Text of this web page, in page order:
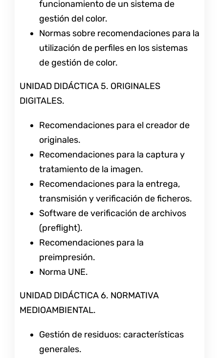
funcionamiento de un sistema de
gestión del color.
Normas sobre recomendaciones para la
utilización de perfiles en los sistemas
de gestión de color.
UNIDAD DIDÁCTICA 5. ORIGINALES
DIGITALES.
Recomendaciones para el creador de
originales.
Recomendaciones para la captura y
tratamiento de la imagen.
Recomendaciones para la entrega,
transmisión y verificación de ficheros.
Software de verificación de archivos
(preflight).
Recomendaciones para la
preimpresión.
Norma UNE.
UNIDAD DIDÁCTICA 6. NORMATIVA
MEDIOAMBIENTAL.
Gestión de residuos: características
generales.